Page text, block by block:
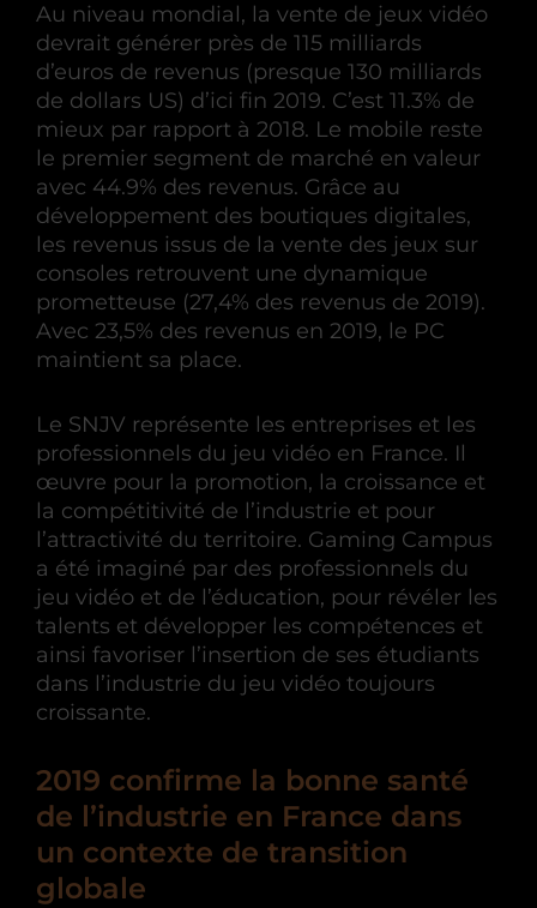
Au niveau mondial, la vente de jeux vidéo
devrait générer près de 115 milliards
d’euros de revenus (presque 130 milliards
de dollars US) d’ici fin 2019. C’est 11.3% de
mieux par rapport à 2018. Le mobile reste
le premier segment de marché en valeur
avec 44.9% des revenus. Grâce au
développement des boutiques digitales,
les revenus issus de la vente des jeux sur
consoles retrouvent une dynamique
prometteuse (27,4% des revenus de 2019).
Avec 23,5% des revenus en 2019, le PC
maintient sa place.
Le SNJV représente les entreprises et les
professionnels du jeu vidéo en France. Il
œuvre pour la promotion, la croissance et
la compétitivité de l’industrie et pour
l’attractivité du territoire. Gaming Campus
a été imaginé par des professionnels du
jeu vidéo et de l’éducation, pour révéler les
talents et développer les compétences et
ainsi favoriser l’insertion de ses étudiants
dans l’industrie du jeu vidéo toujours
croissante.
2019 confirme la bonne santé
de l’industrie en France dans
un contexte de transition
globale